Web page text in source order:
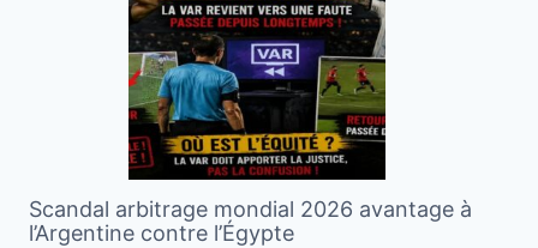
Scandal arbitrage mondial 2026 avantage à
l’Argentine contre l’Égypte